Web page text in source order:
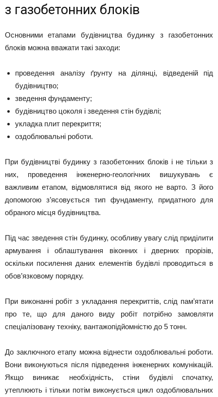
з газобетонних блоків
Основними етапами будівництва будинку з газобетонних
блоків можна вважати такі заходи:
проведення аналізу ґрунту на ділянці, відведеній під
будівництво;
зведення фундаменту;
будівництво цоколя і зведення стін будівлі;
укладка плит перекриття;
оздоблювальні роботи.
При будівництві будинку з газобетонних блоків і не тільки з
них, проведення інженерно-геологічних вишукувань є
важливим етапом, відмовлятися від якого не варто. З його
допомогою з’ясовується тип фундаменту, придатного для
обраного місця будівництва.
Під час зведення стін будинку, особливу увагу слід приділити
армування і облаштування віконних і дверних прорізів,
оскільки посилення даних елементів будівлі проводиться в
обов’язковому порядку.
При виконанні робіт з укладання перекриттів, слід пам’ятати
про те, що для даного виду робіт потрібно замовляти
спеціалізовану техніку, вантажопідйомністю до 5 тонн.
До заключного етапу можна віднести оздоблювальні роботи.
Вони виконуються після підведення інженерних комунікацій.
Якщо виникає необхідність, стіни будівлі спочатку,
утеплюють і тільки потім виконується цикл оздоблювальних